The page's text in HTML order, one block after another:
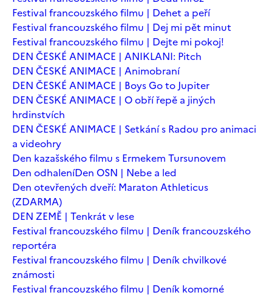
Festival francouzského filmu | Dehet a peří
Festival francouzského filmu | Dej mi pět minut
Festival francouzského filmu | Dejte mi pokoj!
DEN ČESKÉ ANIMACE | ANIKLANI: Pitch
DEN ČESKÉ ANIMACE | Animobraní
DEN ČESKÉ ANIMACE | Boys Go to Jupiter
DEN ČESKÉ ANIMACE | O obří řepě a jiných
hrdinstvích
DEN ČESKÉ ANIMACE | Setkání s Radou pro animaci
a videohry
Den kazašského filmu s Ermekem Tursunovem
Den odhaleníDen OSN | Nebe a led
Den otevřených dveří: Maraton Athleticus
(ZDARMA)
DEN ZEMĚ | Tenkrát v lese
Festival francouzského filmu | Deník francouzského
reportéra
Festival francouzského filmu | Deník chvilkové
známosti
Festival francouzského filmu | Deník komorné